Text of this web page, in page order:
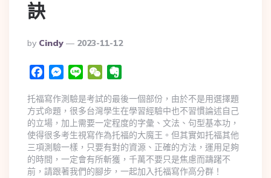
訣
By Cindy 2023-11-12
FacebookMessenger
Line WeChat
托福寫作測驗是考試的最後一個部份，由於不是用選擇題
方式命題，很多台灣學生在學習經驗中也不習慣論述自己
的立場，加上需要一定程度的字彙、文法、句型基本功，
使得很多考生視寫作為托福的大魔王。但其實如托福其他
三項測驗一樣，只要有對的資源、正確的方法，運用足夠
的時間，一定會有所斬獲，千萬不要只是焦慮而躊躇不
前，請跟著我們的腳步，一起加入托福寫作高分群！